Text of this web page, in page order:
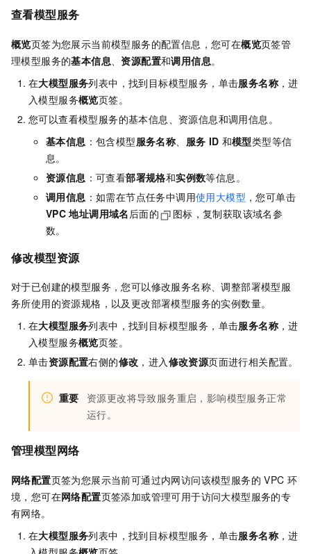
查看模型服务
概览页签为您展示当前模型服务的配置信息，您可在概览页签管
理模型服务的基本信息 、资源配置和调用信息。
在大模型服务列表中，找到目标模型服务，单击服务名称 ，进
入模型服务概览页签。
您可以查看模型服务的基本信息、资源信息和调用信息。
基本信息 ：包含模型服务名称 服务 ID 和模型类型等信
息。
资源信息 ：可查看部署规格和实例数等信息。
调用信息 ：如需在节点任务中调用使用大模型 ，您可单击
VPC 地址调用域名 后面的
图标，复制获取该域名参
数。
修改模型资源
对于已创建的模型服务，您可以修改服务名称、调整部署模型服
务所使用的资源规格，以及更改部署模型服务的实例数量。
在大模型服务列表中，找到目标模型服务，单击服务名称 ，进
入模型服务概览页签。
单击资源配置右侧的修改 ，进入修改资源页面进行相关配置。
重要
资源更改将导致服务重启，影响模型服务正常
运行。
管理模型网络
网络配置页签为您展示当前可通过内网访问该模型服务的 VPC 环
境，您可在网络配置页签添加或管理可用于访问大模型服务的专
有网络。
在大模型服务列表中，找到目标模型服务，单击服务名称 ，进